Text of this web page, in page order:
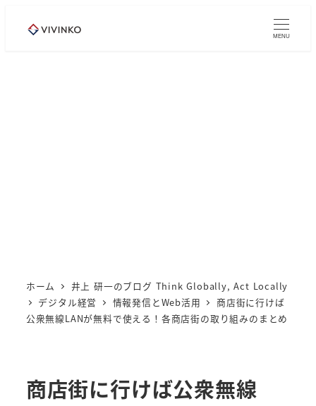
MENU
ホーム
井上 研一のブログ Think Globally, Act Locally
デジタル経営
情報発信とWeb活用
商店街に行けば
公衆無線LANが無料で使える！各商店街の取り組みのまとめ
商店街に行けば公衆無線